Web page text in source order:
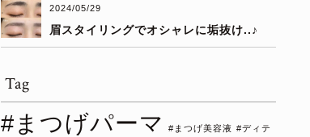
2024/05/29
眉スタイリングでオシャレに垢抜け..♪
Tag
#まつげパーマ #まつげ美容液 #ディテ